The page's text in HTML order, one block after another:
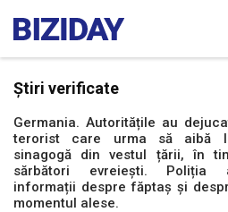
Știri verificate
Germania. Autoritățile au
terorist care urma să aibă
sinagogă din vestul țării, în
sărbători evreiești. Poliția
informații despre făptaș și
momentul alese.